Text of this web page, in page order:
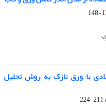
با ورق نازک به روش تحلیل
211-224